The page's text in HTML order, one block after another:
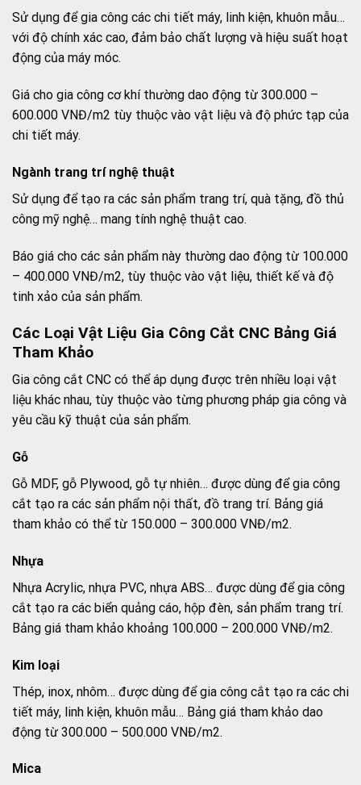
Sử dụng để gia công các chi tiết máy, linh kiện, khuôn mẫu…
với độ chính xác cao, đảm bảo chất lượng và hiệu suất hoạt
động của máy móc.
Giá cho gia công cơ khí thường dao động từ 300.000 –
600.000 VNĐ/m2 tùy thuộc vào vật liệu và độ phức tạp của
chi tiết máy.
Ngành trang trí nghệ thuật
Sử dụng để tạo ra các sản phẩm trang trí, quà tặng, đồ thủ
công mỹ nghệ… mang tính nghệ thuật cao.
Báo giá cho các sản phẩm này thường dao động từ 100.000
– 400.000 VNĐ/m2, tùy thuộc vào vật liệu, thiết kế và độ
tinh xảo của sản phẩm.
Các Loại Vật Liệu Gia Công Cắt CNC Bảng Giá
Tham Khảo
Gia công cắt CNC có thể áp dụng được trên nhiều loại vật
liệu khác nhau, tùy thuộc vào từng phương pháp gia công và
yêu cầu kỹ thuật của sản phẩm.
Gỗ
Gỗ MDF, gỗ Plywood, gỗ tự nhiên… được dùng để gia công
cắt tạo ra các sản phẩm nội thất, đồ trang trí. Bảng giá
tham khảo có thể từ 150.000 – 300.000 VNĐ/m2.
Nhựa
Nhựa Acrylic, nhựa PVC, nhựa ABS… được dùng để gia công
cắt tạo ra các biển quảng cáo, hộp đèn, sản phẩm trang trí.
Bảng giá tham khảo khoảng 100.000 – 200.000 VNĐ/m2.
Kim loại
Thép, inox, nhôm… được dùng để gia công cắt tạo ra các chi
tiết máy, linh kiện, khuôn mẫu… Bảng giá tham khảo dao
động từ 300.000 – 500.000 VNĐ/m2.
Mica